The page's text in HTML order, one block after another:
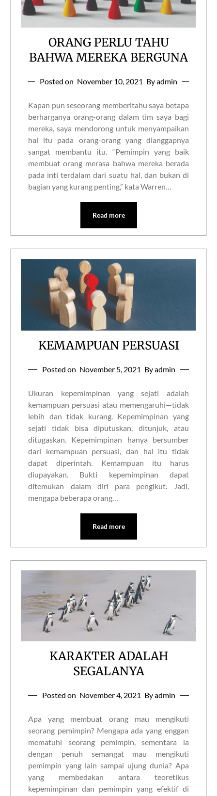
ORANG PERLU TAHU
BAHWA MEREKA BERGUNA
Posted on November 10, 2021 By admin
Kapan pun seseorang memberitahu saya betapa
berharganya orang-orang dalam tim saya bagi
mereka, saya mendorong untuk menyampaikan
hal itu pada orang-orang yang dianggapnya
sangat membantu itu. “Pemimpin yang baik
membuat orang merasa bahwa mereka berada
pada inti terdalam dari suatu hal, dan bukan di
bagian yang kurang penting,” kata Warren…
Read more
KEMAMPUAN PERSUASI
Posted on November 5, 2021 By admin
Ukuran kepemimpinan yang sejati adalah
kemampuan persuasi atau memengaruhi—tidak
lebih dan tidak kurang. Kepemimpinan yang
sejati tidak bisa diputuskan, ditunjuk, atau
ditugaskan. Kepemimpinan hanya bersumber
dari kemampuan persuasi, dan hal itu tidak
dapat diperintah. Kemampuan itu harus
diupayakan. Bukti kepemimpinan dapat
ditemukan dalam diri para pengikut. Jadi,
mengapa beberapa orang…
Read more
KARAKTER ADALAH
SEGALANYA
Posted on November 4, 2021 By admin
Apa yang membuat orang mau mengikuti
seorang pemimpin? Mengapa ada yang enggan
mematuhi seorang pemimpin, sementara ia
dengan penuh semangat mau mengikuti
pemimpin yang lain sampai ujung dunia? Apa
yang membedakan antara teoretikus
kepemimpinan dan pemimpin yang efektif di